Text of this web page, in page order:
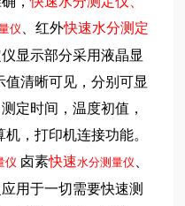
仪 、红外快速水分测定
显示部分采用液晶显
值清晰可见，分别可显
定时间，温度初值，
，打印机连接功能。
仪 卤素快速水分测量仪
用于一切需要快速测